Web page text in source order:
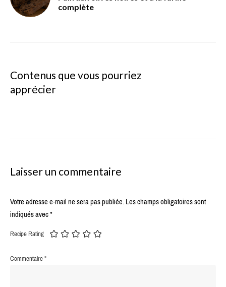
complète
Contenus que vous pourriez
apprécier
Laisser un commentaire
Votre adresse e-mail ne sera pas publiée.Les champs obligatoires sont
indiqués avec*
Recipe Rating
Commentaire*